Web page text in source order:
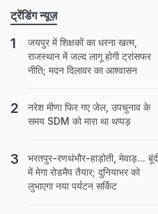
ट्रेंडिंग न्यूज़
जयपुर में शिक्षकों का धरना खत्म,
राजस्थान में जल्द लागू होगी ट्रांसफर
नीति; मदन दिलावर का आश्वासन
नरेश मीणा फिर गए जेल, उपचुनाव के
समय SDM को मारा था थप्पड़
भरतपुर-रणथंभौर-हाड़ोती, मेवाड़...
में मेगा रोडमैप तैयार; दुनियाभर को
लुभाएगा नया पर्यटन सर्किट